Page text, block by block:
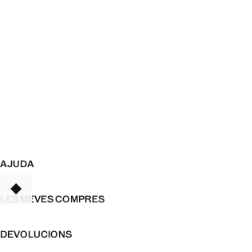
AJUDA
LES MEVES COMPRES
DEVOLUCIONS